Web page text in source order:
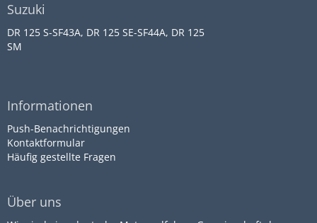
Suzuki
DR 125 S-SF43A, DR 125 SE-SF44A, DR 125
SM
Informationen
Push-Benachrichtigungen
Kontaktformular
Häufig gestellte Fragen
Über uns